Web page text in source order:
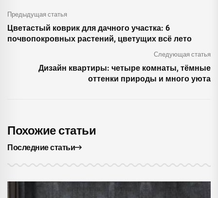
Предыдущая статья
Цветастый коврик для дачного участка: 6
почвопокровных растений, цветущих всё лето
Следующая статья
Дизайн квартиры: четыре комнаты, тёмные
оттенки природы и много уюта
Похожие статьи
Последние статьи